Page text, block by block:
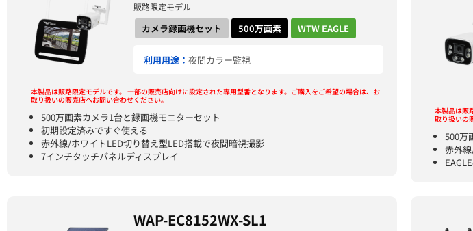
販路限定モデル
カメラ録画機セット 500万画素 WTW EAGLE
利用用途： 夜間カラー監視
本製品は販路限定モデルです。 一部の販売店向けに設定された専用型番となります。ご購入をご希望の場合は、お
取り扱いの販売店へお問い合わせください。
500万画素カメラ1台と録画機モニターセット
初期設定済みですぐ使える
赤外線/ホワイトLED切り替え型LED搭載で夜間暗視撮影
7インチタッチパネルディスプレイ
本製品は販
取り扱いの
500万
赤外
WAP-EC8152WX-SL1